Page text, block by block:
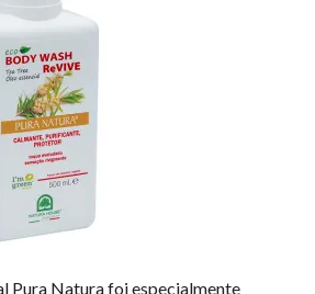
Pura Natura foi especialmente